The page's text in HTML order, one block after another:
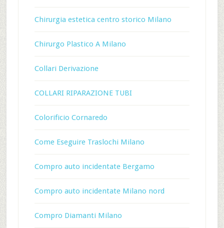
Chirurgia estetica centro storico Milano
Chirurgo Plastico A Milano
Collari Derivazione
COLLARI RIPARAZIONE TUBI
Colorificio Cornaredo
Come Eseguire Traslochi Milano
Compro auto incidentate Bergamo
Compro auto incidentate Milano nord
Compro Diamanti Milano